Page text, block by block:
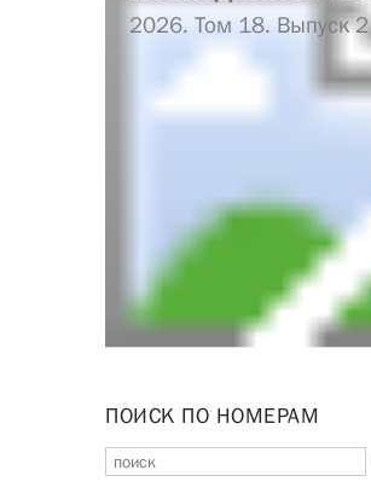
2026. Том 18. Выпуск
ПОИСК ПО НОМЕРАМ